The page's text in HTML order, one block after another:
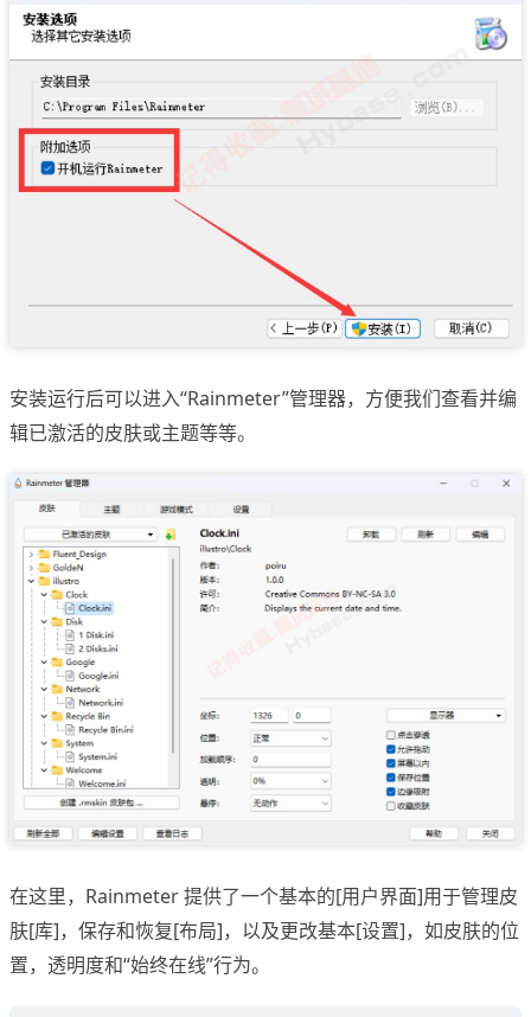
安装运行后可以进入“Rainmeter”管理器，方便我们查看并编
辑已激活的皮肤或主题等等。
在这里，Rainmeter 提供了一个基本的[用户界面]用于管理皮
肤[库]，保存和恢复[布局]，以及更改基本[设置]，如皮肤的位
置，透明度和“始终在线”行为。